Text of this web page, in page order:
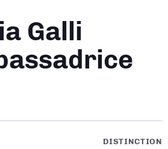
Galli
DISTINCTION